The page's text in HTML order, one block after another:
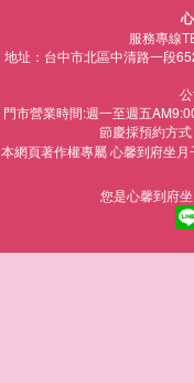
服務專線
地址：台中市北區中清路一段
門市營業時間:週一至週五
節慶採預約方式
本網頁著作權專屬心馨到府坐月
您是心馨到府